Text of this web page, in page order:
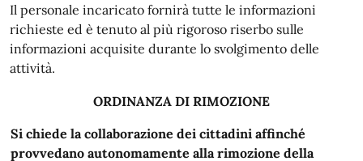
Il personale incaricato fornirà tutte le informazioni
richieste ed è tenuto al più rigoroso riserbo sulle
informazioni acquisite durante lo svolgimento delle
attività.
ORDINANZA DI RIMOZIONE
Si chiede la collaborazione dei cittadini affinché
provvedano autonomamente alla rimozione della